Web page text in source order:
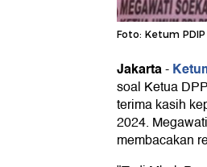
Foto: Ketum
Jakarta-
soal Ketua
terima kasih
2024.
membacakan